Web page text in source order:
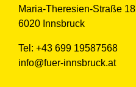
Maria-Theresien-Straße 18
6020 Innsbruck
Tel: +43 699 19587568
info@fuer-innsbruck.at